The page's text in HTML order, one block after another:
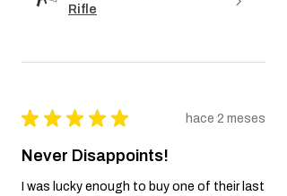
Rifle
★ ★ ★ ★ ★ hace 2 meses
Never Disappoints!
I was lucky enough to buy one of their last